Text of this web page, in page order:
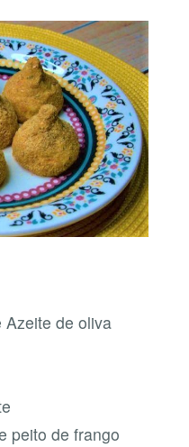
Azeite de oliva
peito de frango